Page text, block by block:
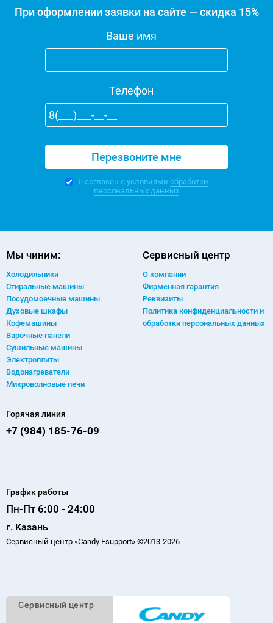
При оформлении заявки на сайте — скидка 15%
Ваше имя
Телефон
Я согласен с условиями обработки
персональных данных
Мы чиним:
Холодильники
Стиральные машины
Посудомоечные машины
Духовые шкафы
Кофемашины
Варочные панели
Сушильные машины
Электроплиты
Водонагреватели
Микроволновые печи
Сервисный центр
О компании
Фирменная гарантия
Реквизиты
Политика конфиденциальности и
обработки персональных данных
Горячая линия
+7 (984) 185-76-09
График работы
Пн-Пт 6:00 - 24:00
г. Казань
Сервисный центр «Candy Esupport» ©2013-2026
Cервисный центр